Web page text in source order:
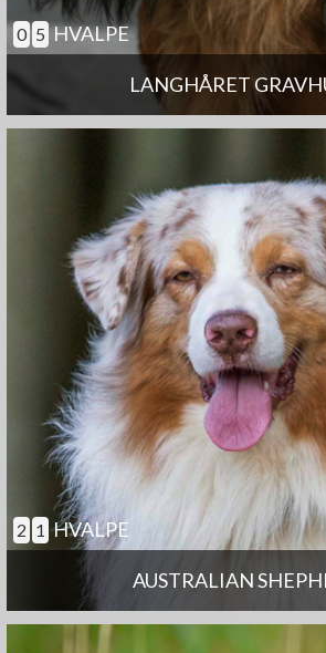
LANGHÅRET
0 5 HVALPE
AUSTRALIAN
2 1 HVALPE